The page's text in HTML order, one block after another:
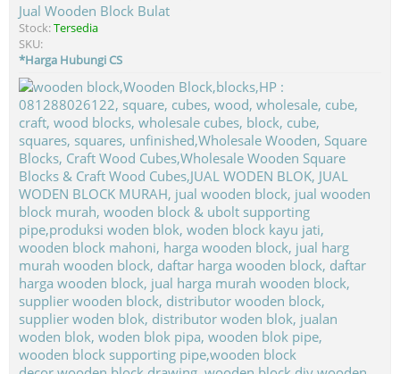
Jual Wooden Block Bulat
Stock:Tersedia
SKU:
*Harga Hubungi CS